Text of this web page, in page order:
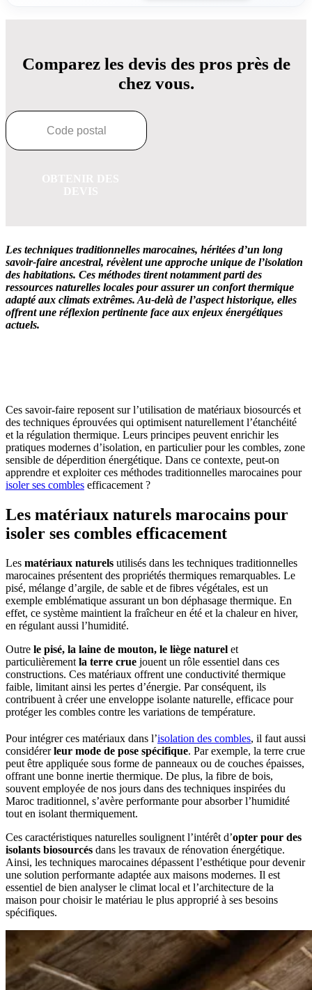
Comparez les devis des pros près de
chez vous.
Les techniques traditionnelles marocaines, héritées d’un long
savoir-faire ancestral, révèlent une approche unique de l’isolation
des habitations. Ces méthodes tirent notamment parti des
ressources naturelles locales pour assurer un confort thermique
adapté aux climats extrêmes. Au-delà de l’aspect historique, elles
offrent une réflexion pertinente face aux enjeux énergétiques
actuels.
Ces savoir-faire reposent sur l’utilisation de matériaux biosourcés et
des techniques éprouvées qui optimisent naturellement l’étanchéité
et la régulation thermique. Leurs principes peuvent enrichir les
pratiques modernes d’isolation, en particulier pour les combles, zone
sensible de déperdition énergétique. Dans ce contexte, peut-on
apprendre et exploiter ces méthodes traditionnelles marocaines pour
isoler ses combles efficacement ?
Les matériaux naturels marocains pour
isoler ses combles efficacement
Les matériaux naturels utilisés dans les techniques traditionnelles
marocaines présentent des propriétés thermiques remarquables. Le
pisé, mélange d’argile, de sable et de fibres végétales, est un
exemple emblématique assurant un bon déphasage thermique. En
effet, ce système maintient la fraîcheur en été et la chaleur en hiver,
en régulant aussi l’humidité.
Outre le pisé, la laine de mouton, le liège naturel et
particulièrement la terre crue jouent un rôle essentiel dans ces
constructions. Ces matériaux offrent une conductivité thermique
faible, limitant ainsi les pertes d’énergie. Par conséquent, ils
contribuent à créer une enveloppe isolante naturelle, efficace pour
protéger les combles contre les variations de température.
Pour intégrer ces matériaux dans l’isolation des combles, il faut aussi
considérerleur mode de pose spécifique. Par exemple, la terre crue
peut être appliquée sous forme de panneaux ou de couches épaisses,
offrant une bonne inertie thermique. De plus, la fibre de bois,
souvent employée de nos jours dans des techniques inspirées du
Maroc traditionnel, s’avère performante pour absorber l’humidité
tout en isolant thermiquement.
Ces caractéristiques naturelles soulignent l’intérêt d’opter pour des
isolants biosourcés dans les travaux de rénovation énergétique.
Ainsi, les techniques marocaines dépassent l’esthétique pour devenir
une solution performante adaptée aux maisons modernes. Il est
essentiel de bien analyser le climat local et l’architecture de la
maison pour choisir le matériau le plus approprié à ses besoins
spécifiques.